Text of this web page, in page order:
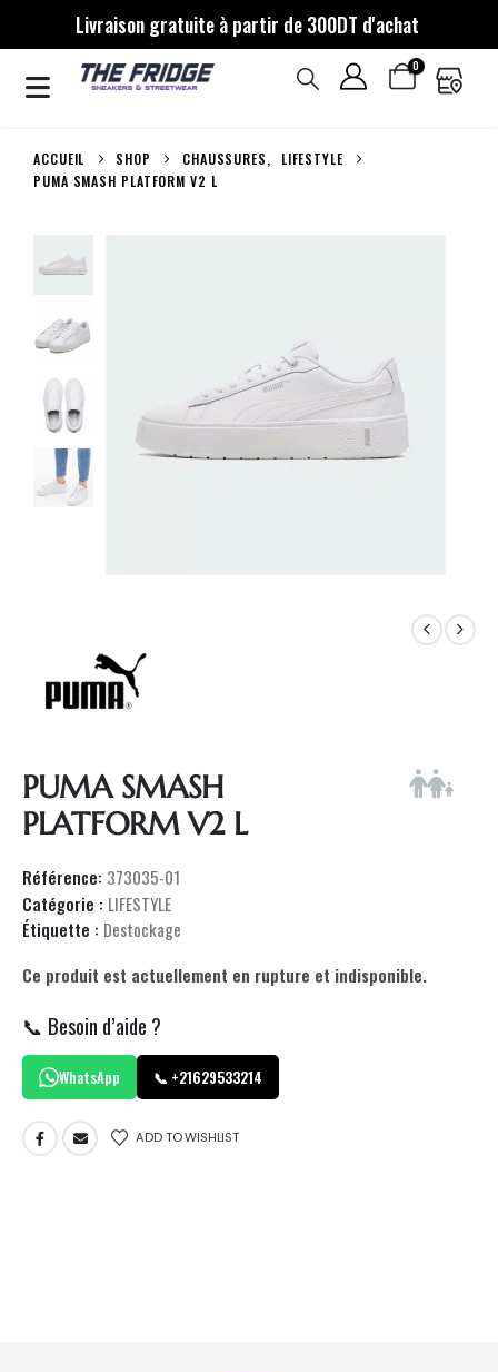
Livraison gratuite à partir de 300DT d'achat
0
ACCUEIL SHOP CHAUSSURES,
LIFESTYLE
PUMA SMASH PLATFORM V2 L
PUMA SMASH
PLATFORM V2 L
Référence: 373035-01
Catégorie : LIFESTYLE
Étiquette : Destockage
Ce produit est actuellement en rupture et indisponible.
📞 Besoin d’aide ?
WhatsApp 📞 +21629533214
ADD TO WISHLIST